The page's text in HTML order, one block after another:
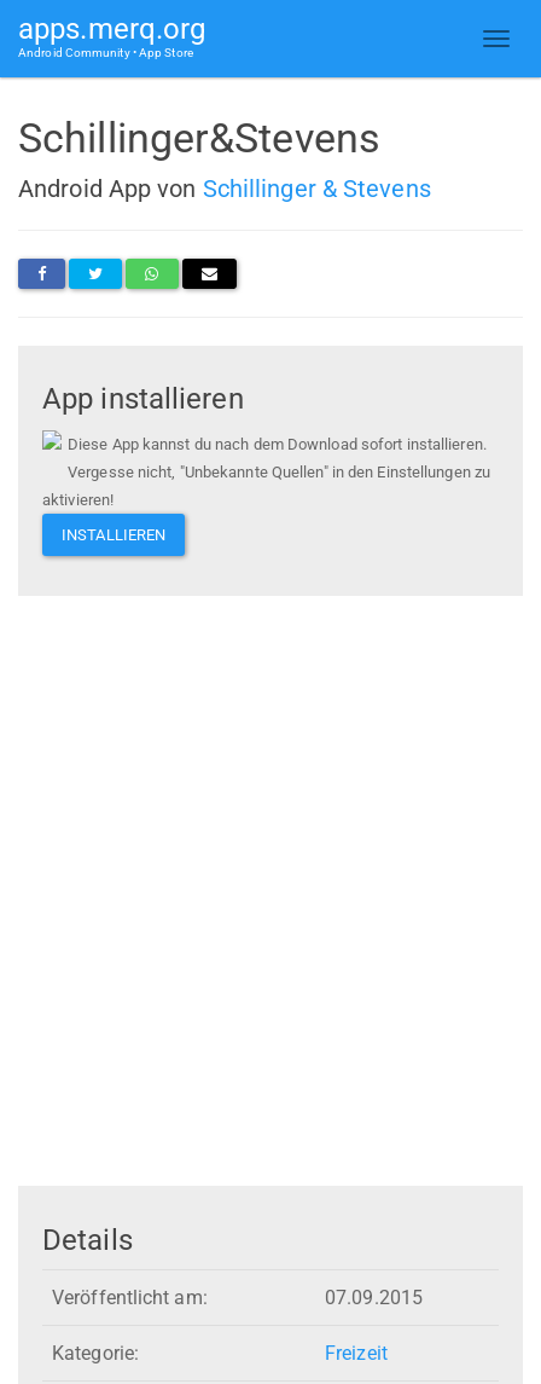
apps.merq.org
Android Community • App Store
Schillinger&Stevens
Android App von Schillinger & Stevens
App installieren
Diese App kannst du nach dem Download sofort installieren.
Vergesse nicht, "Unbekannte Quellen" in den Einstellungen zu
aktivieren!
INSTALLIEREN
Details
Veröffentlicht am: 07.09.2015
Kategorie: Freizeit